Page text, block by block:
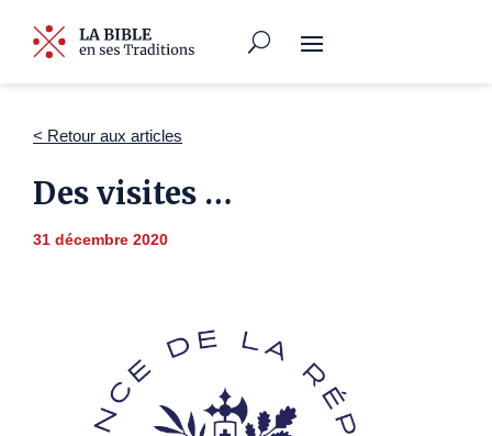
< Retour aux articles
Des visites …
31 décembre 2020